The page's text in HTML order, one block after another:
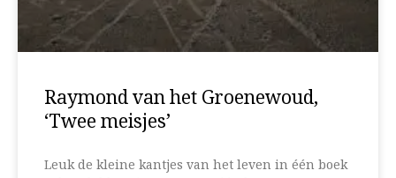
Raymond van het Groenewoud,
‘Twee meisjes’
Leuk de kleine kantjes van het leven in één boek